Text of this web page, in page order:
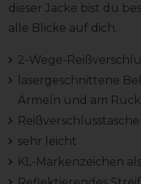
dieser Jacke bist du
alle Blicke auf dich.
2-Wege-
lasergeschnittene
Ärmeln und am
sehr leicht
KL-Markenzeichen